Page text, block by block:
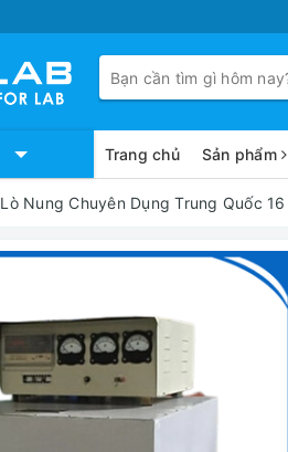
Trang chủ Sản phẩm
Lò Nung Chuyên Dụng Trung Quốc